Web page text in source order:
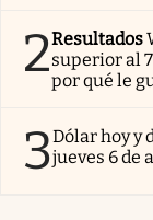
2Resultados
superior al
por qué le
3Dólar hoy y
jueves 6 de